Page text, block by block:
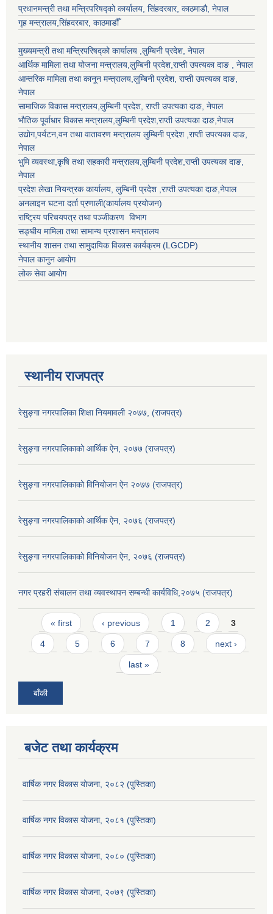
प्रधानमन्त्री तथा मन्त्रिपरिषद्को कार्यालय, सिंहदरबार, काठमाडौ, नेपाल
गृह मन्त्रालय,सिंहदरबार, काठमाडौँ
मुख्यमन्त्री तथा मन्त्रिपरिषद्को कार्यालय ,लुम्बिनी प्रदेश, नेपाल
आर्थिक मामिला तथा योजना मन्त्रालय,लुम्बिनी प्रदेश,राप्ती उपत्यका दाङ , नेपाल
आन्तरिक मामिला तथा कानून मन्त्रालय,लुम्बिनी प्रदेश, राप्ती उपत्यका दाङ,
नेपाल
सामाजिक विकास मन्त्रालय,लुम्बिनी प्रदेश, राप्ती उपत्यका दाङ, नेपाल
भौतिक पूर्वाधार विकास मन्त्रालय,लुम्बिनी प्रदेश,राप्ती उपत्यका दाङ,नेपाल
उद्याेग,पर्यटन,वन तथा वातावरण मन्त्रालय लुम्बिनी प्रदेश ,राप्ती उपत्यका दाङ,
नेपाल
भुमि व्यवस्था,कृषि तथा सहकारी मन्त्रालय,लुम्बिनी प्रदेश,राप्ती उपत्यका दाङ,
नेपाल
प्रदेश लेखा नियन्त्रक कार्यालय, लुम्बिनी प्रदेश ,राप्ती उपत्यका दाङ,नेपाल
अनलाइन घटना दर्ता प्रणाली(कार्यालय प्रयोजन)
राष्ट्रिय परिचयपत्र तथा पञ्जीकरण विभाग
सङ्घीय मामिला तथा सामान्य प्रशासन मन्त्रालय
स्थानीय शासन तथा सामुदायिक विकास कार्यक्रम (LGCDP)
नेपाल कानुन आयोग
लोक सेवा आयोग
स्थानीय राजपत्र
रेसुङ्गा नगरपालिका शिक्षा नियमावली २०७७, (राजपत्र)
रेसुङ्गा नगरपालिकाको आर्थिक ऐन, २०७७ (राजपत्र)
रेसुङ्गा नगरपालिकाको विनियोजन ऐन २०७७ (राजपत्र)
रेसुङ्गा नगरपालिकाको आर्थिक ऐन, २०७६ (राजपत्र)
रेसुङ्गा नगरपालिकाको विनियोजन ऐन, २०७६ (राजपत्र)
नगर प्रहरी संचालन तथा व्यवस्थापन सम्बन्धी कार्यविधि,२०७५ (राजपत्र)
Pages
« first ‹ previous 1 2 3
4 5 6 7 8 next ›
last »
बाँकी
बजेट तथा कार्यक्रम
वार्षिक नगर विकास योजना, २०८२ (पुस्तिका)
वार्षिक नगर विकास योजना, २०८१ (पुस्तिका)
वार्षिक नगर विकास योजना, २०८० (पुस्तिका)
वार्षिक नगर विकास योजना, २०७९ (पुस्तिका)